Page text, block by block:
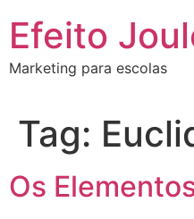
para
conteúdo
Efeito
Marketing para escolas
Tag:
Os